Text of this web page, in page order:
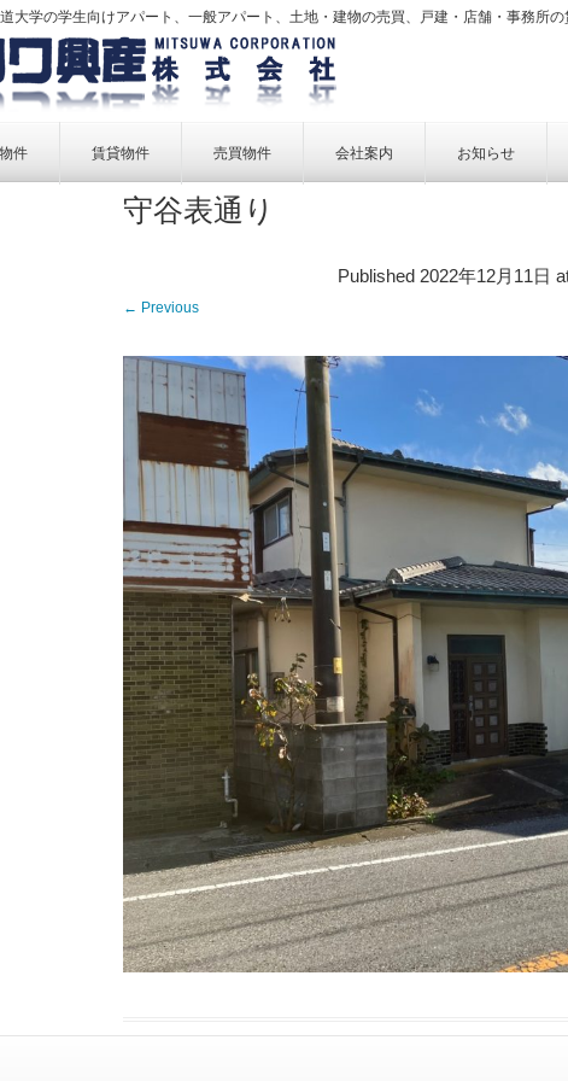
大学の学生向けアパート、一般アパート、土地・建物の売買、戸建・店舗・事務所の
件 賃貸物件
賃貸物件一覧
売買物件
売買物件一覧
会社案内
お問い合せ
お知らせ
守谷表通り
Published 2022年12月11日
← Previous